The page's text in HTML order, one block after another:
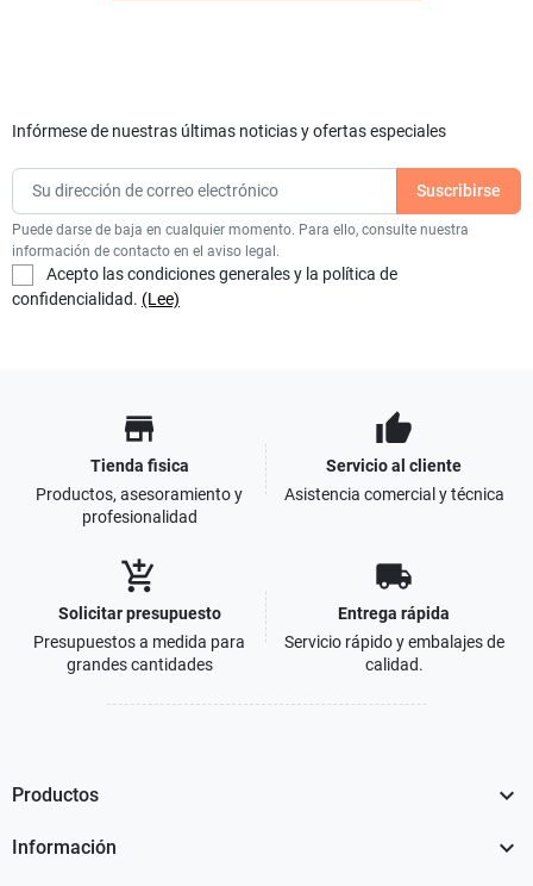
Infórmese de nuestras últimas noticias y ofertas especiales
Puede darse de baja en cualquier momento. Para ello, consulte nuestra
información de contacto en el aviso legal.
Acepto las condiciones generales y la política de
confidencialidad. (Lee)
store
Tienda fisica
Productos, asesoramiento y
profesionalidad
thumb_up
Servicio al cliente
Asistencia comercial y técnica
add_shopping_cart
Solicitar presupuesto
Presupuestos a medida para
grandes cantidades
local_shipping
Entrega rápida
Servicio rápido y embalajes de
calidad.
Productos 
Información
